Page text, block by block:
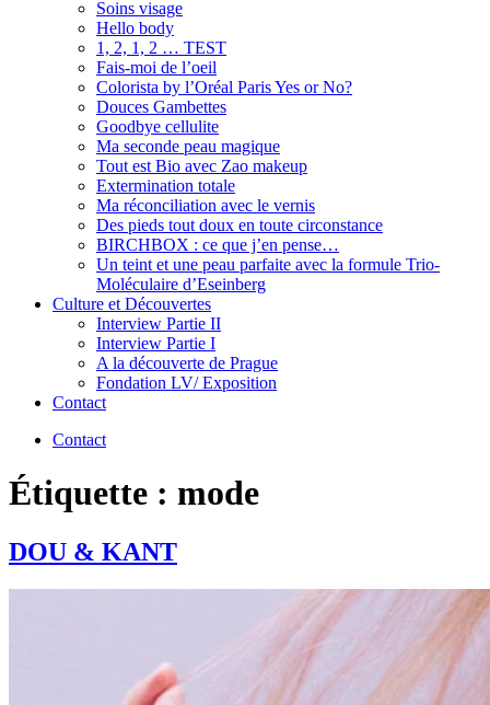
Soins visage
Hello body
1, 2, 1, 2 … TEST
Fais-moi de l’oeil
Colorista by l’Oréal Paris Yes or No?
Douces Gambettes
Goodbye cellulite
Ma seconde peau magique
Tout est Bio avec Zao makeup
Extermination totale
Ma réconciliation avec le vernis
Des pieds tout doux en toute circonstance
BIRCHBOX : ce que j’en pense…
Un teint et une peau parfaite avec la formule Trio-
Moléculaire d’Eseinberg
Culture et Découvertes
Interview Partie II
Interview Partie I
A la découverte de Prague
Fondation LV/ Exposition
Contact
Contact
Étiquette : mode
DOU & KANT